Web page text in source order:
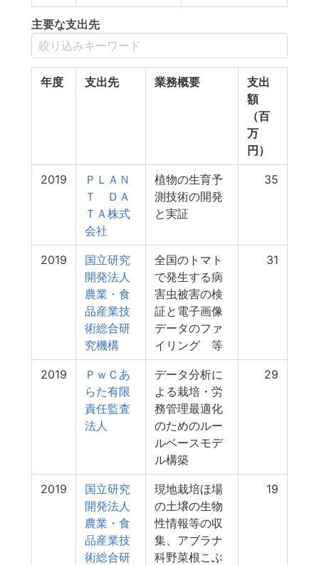
主要な支出先
年度 支出先 業務概要
支出
額
（百
万
円）
2019
ＰＬＡＮ
Ｔ ＤＡ
ＴＡ株式
会社
植物の生育予
測技術の開発
と実証
35
2019
国立研究
開発法人
農業・食
品産業技
術総合研
究機構
全国のトマト
で発生する病
害虫被害の検
証と電子画像
データのファ
イリング 等
31
2019
ＰｗＣあ
らた有限
責任監査
法人
データ分析に
よる栽培・労
務管理最適化
のためのルー
ルベースモデ
ル構築
29
2019
国立研究
開発法人
農業・食
品産業技
術総合研
現地栽培ほ場
の土壌の生物
性情報等の収
集、アブラナ
科野菜根こぶ
19